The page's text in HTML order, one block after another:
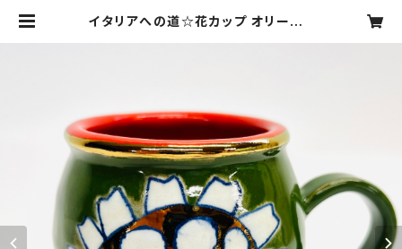
イタリアへの道☆花カップ オリーブ |